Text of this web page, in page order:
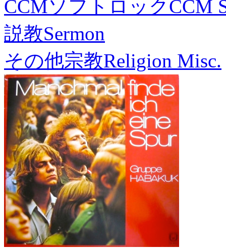
CCMソフトロックCCM
説教Sermon
その他宗教Religion Misc.